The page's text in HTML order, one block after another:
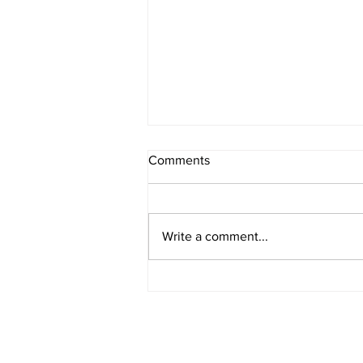
Comments
Write a comment...